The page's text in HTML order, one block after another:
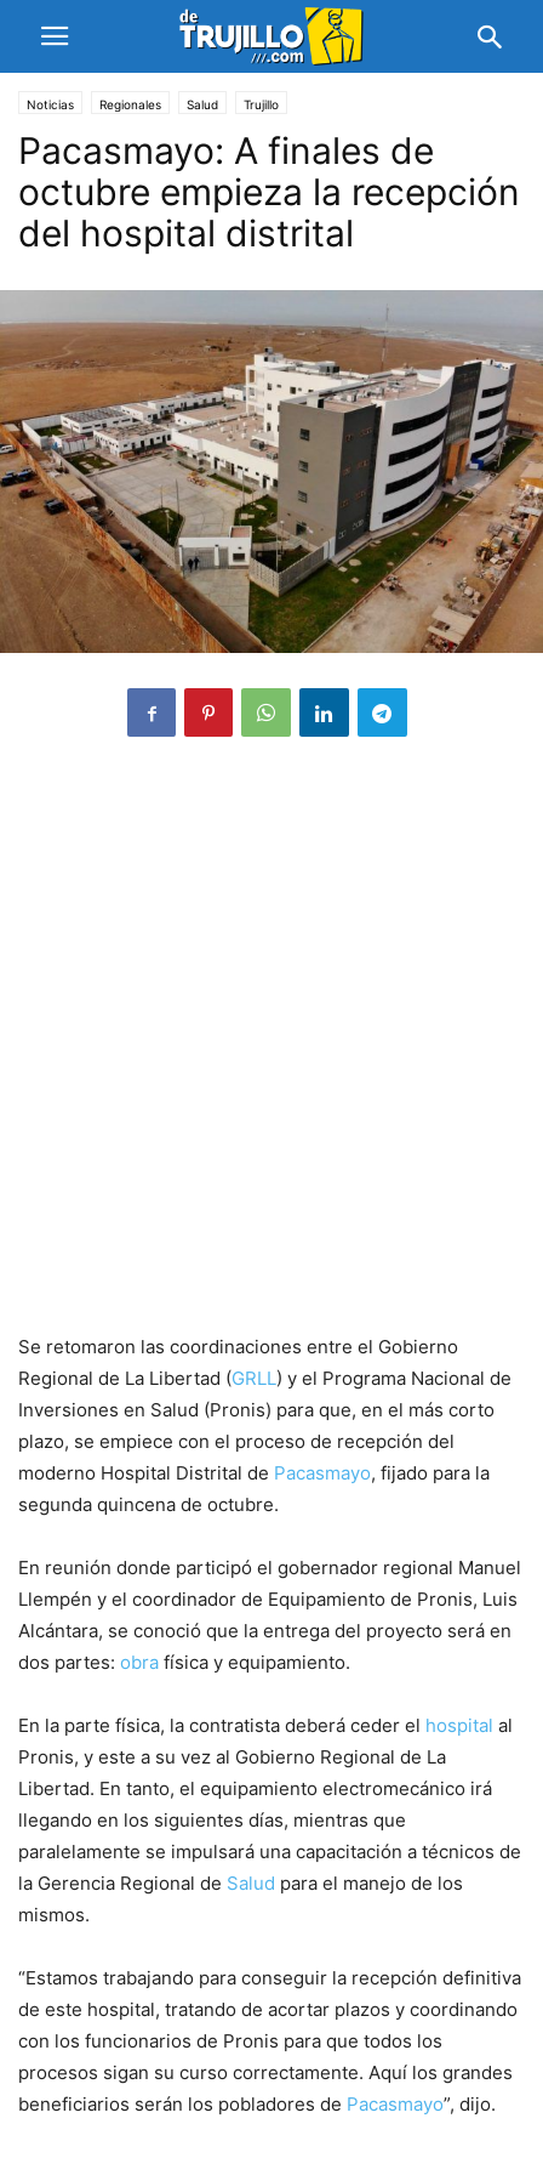
Noticias Regionales Salud Trujillo
Pacasmayo: A finales de
octubre empieza la recepción
del hospital distrital
Se retomaron las coordinaciones entre el Gobierno
Regional de La Libertad (GRLL) y el Programa Nacional de
Inversiones en Salud (Pronis) para que, en el más corto
plazo, se empiece con el proceso de recepción del
moderno Hospital Distrital de Pacasmayo, fijado para la
segunda quincena de octubre.
En reunión donde participó el gobernador regional Manuel
Llempén y el coordinador de Equipamiento de Pronis, Luis
Alcántara, se conoció que la entrega del proyecto será en
dos partes: obra física y equipamiento.
En la parte física, la contratista deberá ceder el hospital al
Pronis, y este a su vez al Gobierno Regional de La
Libertad. En tanto, el equipamiento electromecánico irá
llegando en los siguientes días, mientras que
paralelamente se impulsará una capacitación a técnicos de
la Gerencia Regional de Salud para el manejo de los
mismos.
“Estamos trabajando para conseguir la recepción definitiva
de este hospital, tratando de acortar plazos y coordinando
con los funcionarios de Pronis para que todos los
procesos sigan su curso correctamente. Aquí los grandes
beneficiarios serán los pobladores de Pacasmayo”, dijo.